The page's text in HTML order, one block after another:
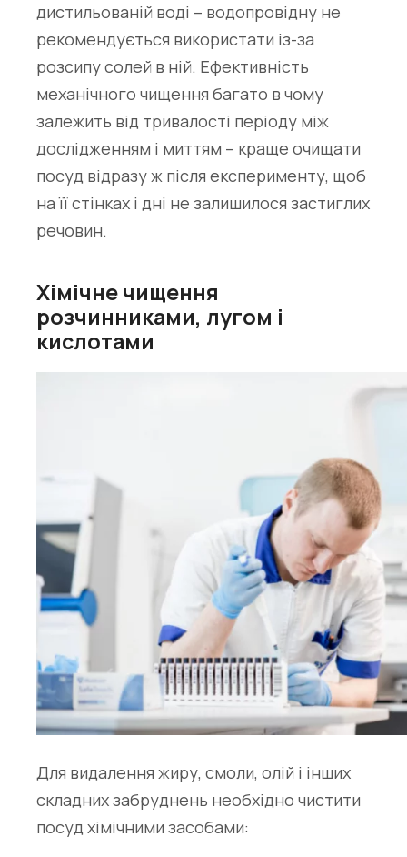
дистильованій воді – водопровідну не
рекомендується використати із-за
розсипу солей в ній. Ефективність
механічного чищення багато в чому
залежить від тривалості періоду між
дослідженням і миттям – краще очищати
посуд відразу ж після експерименту, щоб
на її стінках і дні не залишилося застиглих
речовин.
Хімічне чищення
розчинниками, лугом і
кислотами
Для видалення жиру, смоли, олій і інших
складних забруднень необхідно чистити
посуд хімічними засобами: